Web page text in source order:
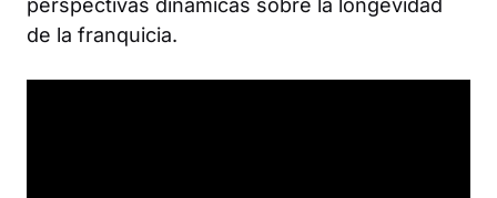
perspectivas dinámicas sobre la longevidad
de la franquicia.